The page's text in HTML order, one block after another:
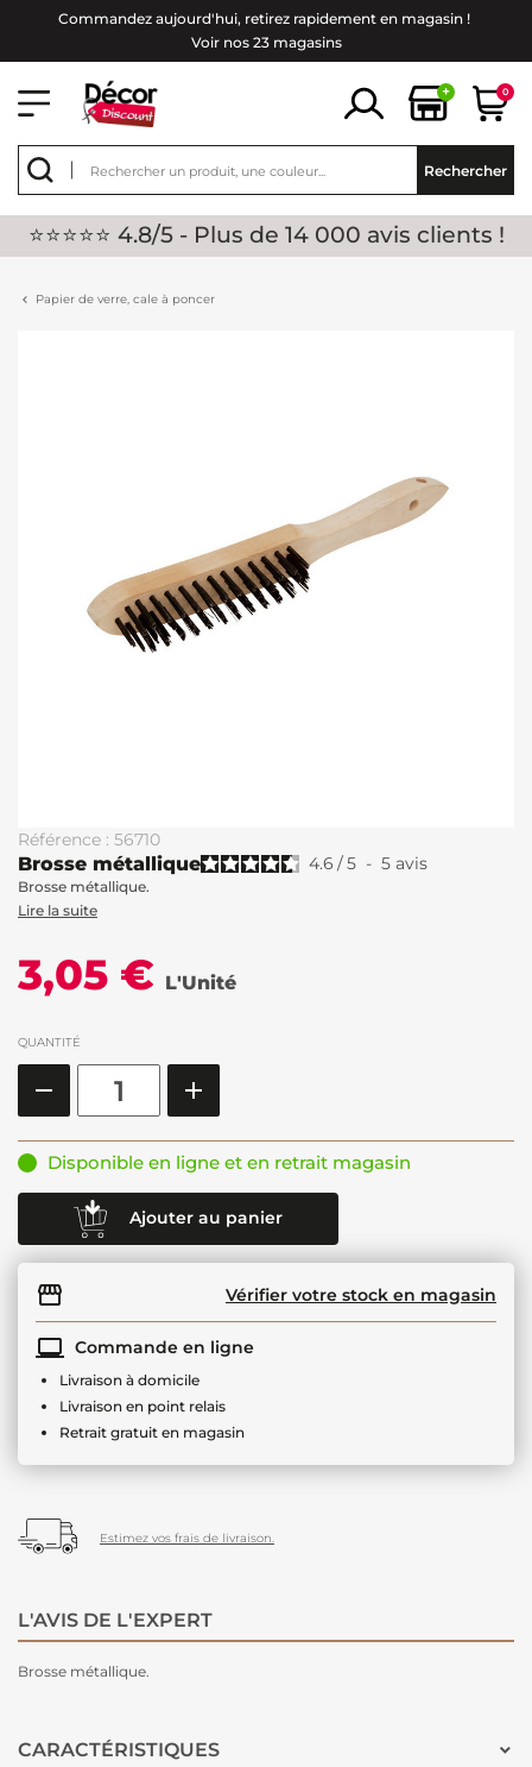
Commandez aujourd'hui, retirez rapidement en magasin !
Voir nos 23 magasins
+ 0
Rechercher
⭐⭐⭐⭐⭐ 4.8/5 - Plus de 14 000 avis clients !
Papier de verre, cale à poncer
Référence : 56710
Brosse métallique 4.6 /5 - 5 avis
Brosse métallique.
Lire la suite
3,05 € L'Unité
QUANTITÉ
Disponible en ligne et en retrait magasin
Ajouter au panier
Vérifier votre stock en magasin
Commande en ligne
Livraison à domicile
Livraison en point relais
Retrait gratuit en magasin
Estimez vos frais de livraison.
L'AVIS DE L'EXPERT
Brosse métallique.
CARACTÉRISTIQUES